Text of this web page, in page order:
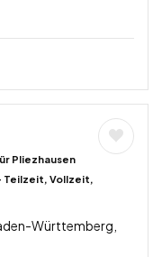
Pliezhausen
Teilzeit, Vollzeit,
Württemberg,